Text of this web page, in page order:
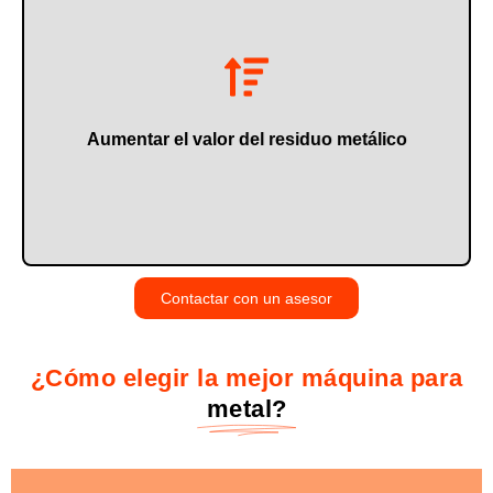
Aumentar el valor del residuo metálico
Contactar con un asesor
¿Cómo elegir la mejor máquina para
metal?